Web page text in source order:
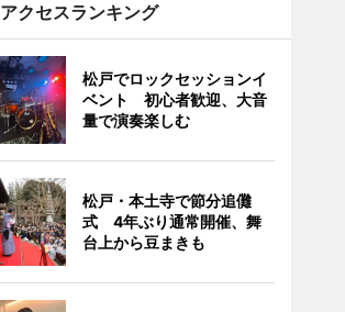
アクセスランキング
松戸でロックセッションイ
ベント 初心者歓迎、大音
量で演奏楽しむ
松戸・本土寺で節分追儺
式 4年ぶり通常開催、舞
台上から豆まきも